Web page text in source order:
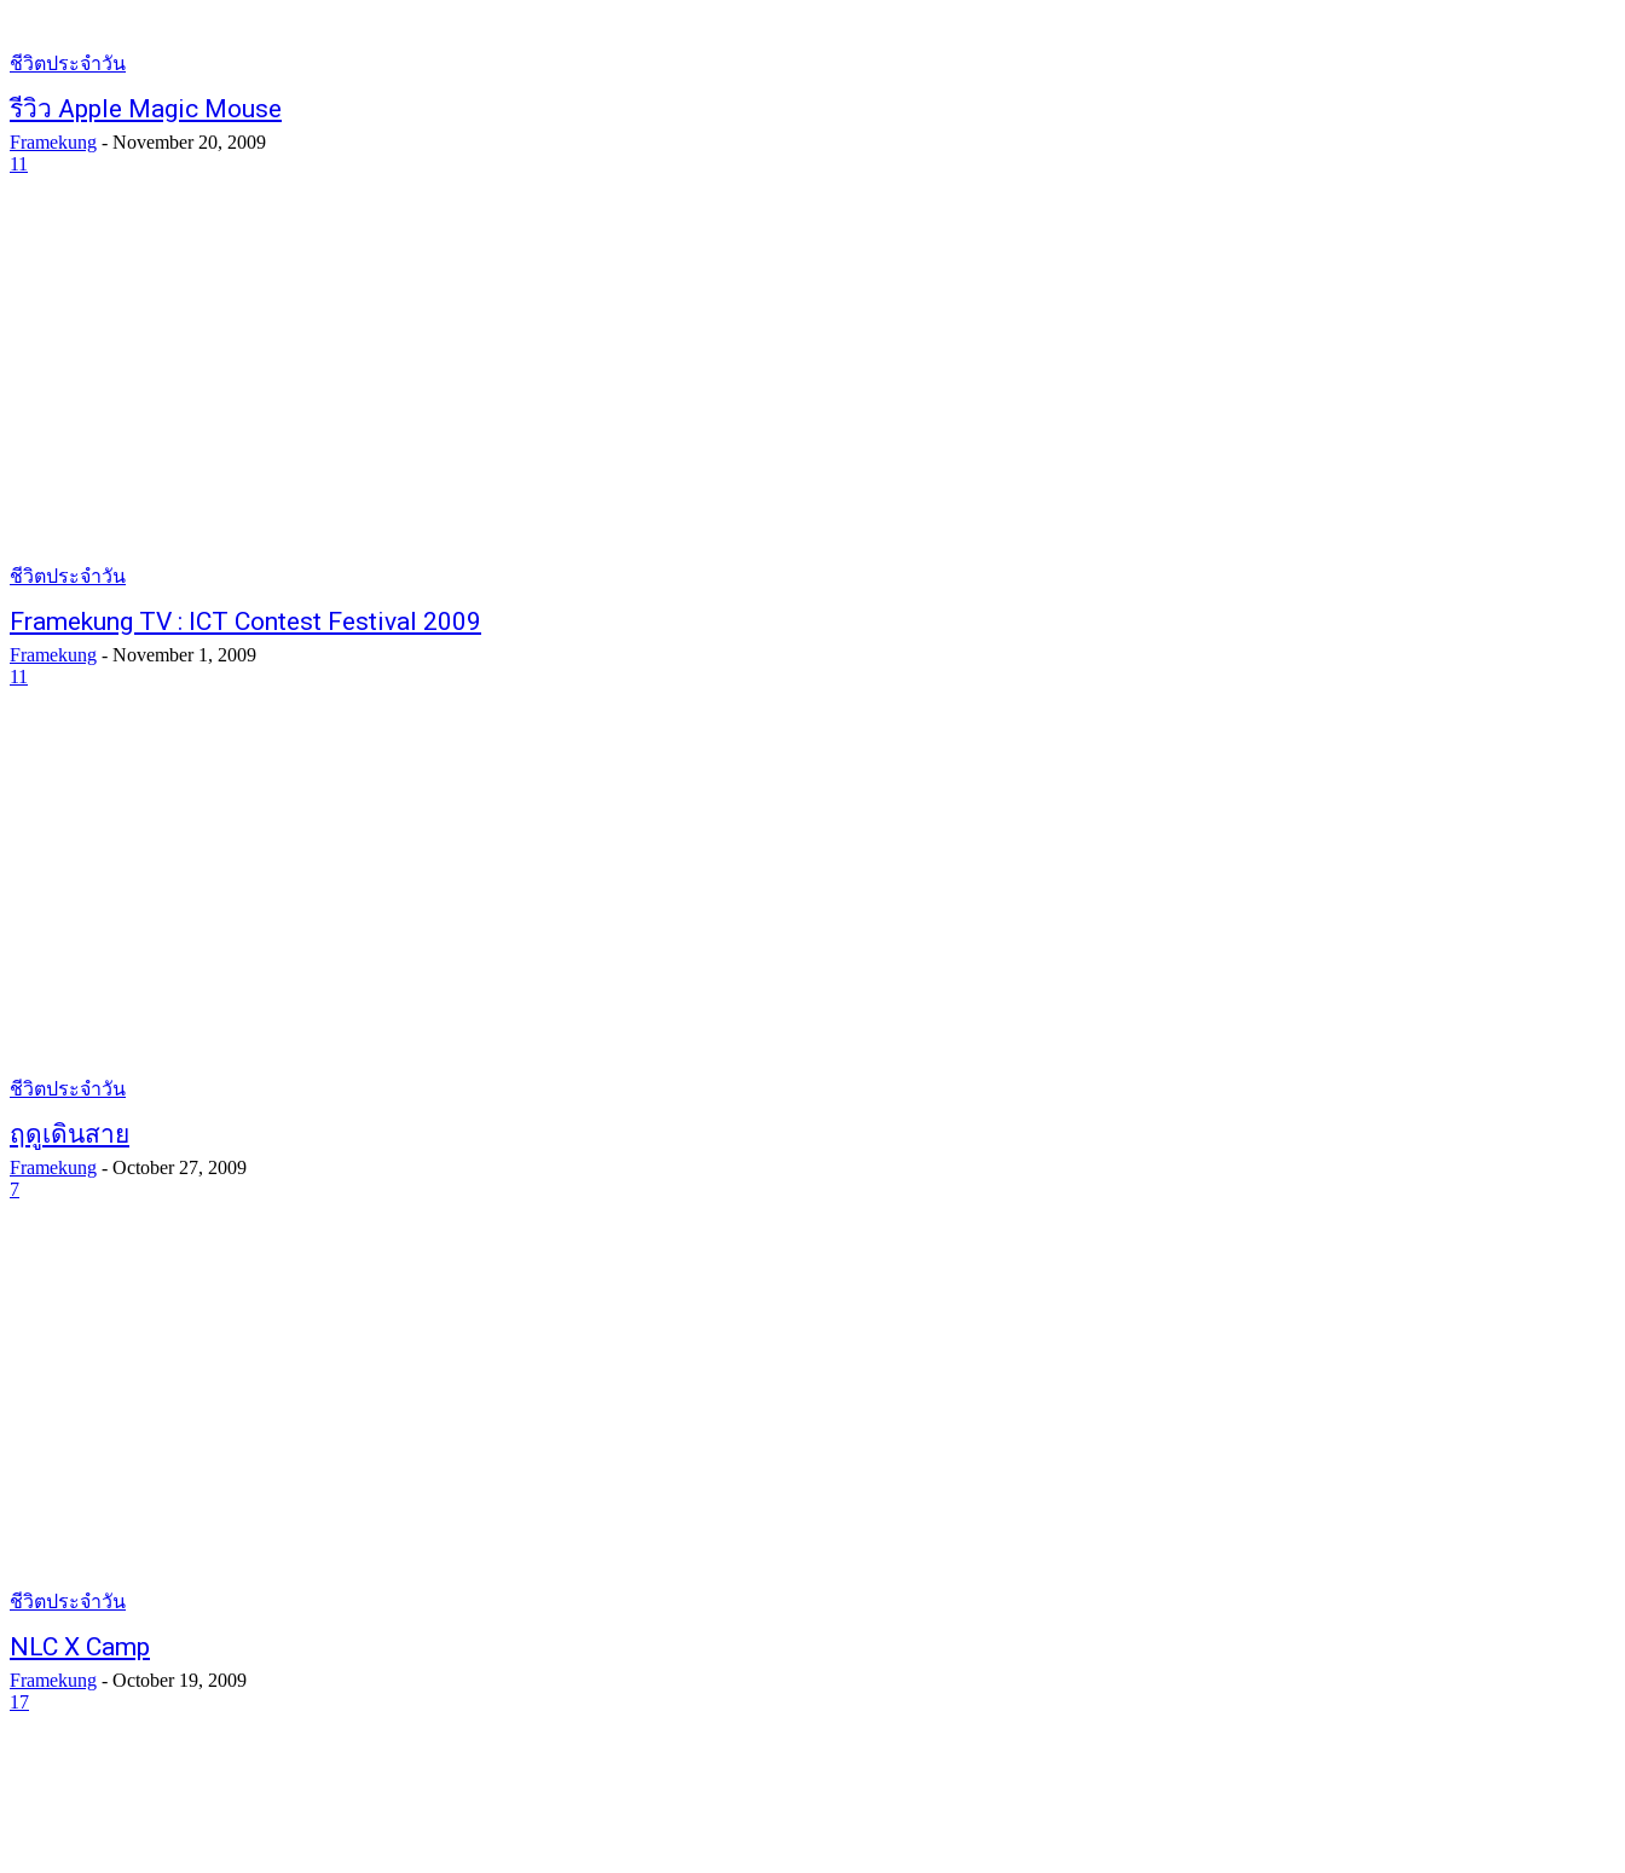
ชีวิตประจำวัน
รีวิว Apple Magic Mouse
Framekung - November 20, 2009
11
ชีวิตประจำวัน
Framekung TV : ICT Contest Festival 2009
Framekung - November 1, 2009
11
ชีวิตประจำวัน
ฤดูเดินสาย
Framekung - October 27, 2009
7
ชีวิตประจำวัน
NLC X Camp
Framekung - October 19, 2009
17